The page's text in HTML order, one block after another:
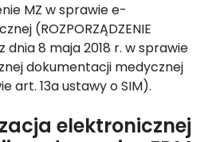
MZ w sprawie e-
(ROZPORZĄDZENIE
dnia 8 maja 2018 r. w sprawie
dokumentacji medycznej
art. 13a ustawy o SIM).
elektronicznej